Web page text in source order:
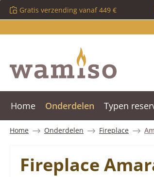
naar de hoofdinhoud
Ga naar de zoekopdracht
Ga naar de hoofdnavigatie
Gratis verzending vanaf 449 €
Home Onderdelen Typen
Home Onderdelen Fireplace
Fireplace